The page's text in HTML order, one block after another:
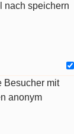
nach speichern
Besucher mit
anonym